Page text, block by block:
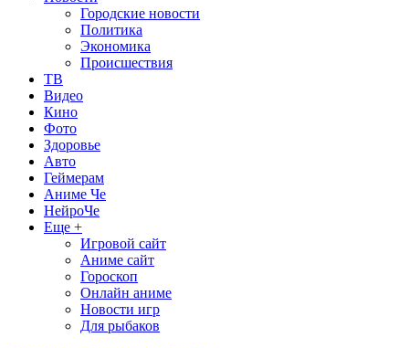
Городские новости
Политика
Экономика
Происшествия
ТВ
Видео
Кино
Фото
Здоровье
Авто
Геймерам
Аниме Че
НейроЧе
Еще +
Игровой сайт
Аниме сайт
Гороскоп
Онлайн аниме
Новости игр
Для рыбаков